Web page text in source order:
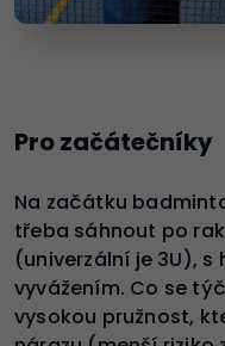
Pro začátečníky
Na začátku
třeba sáhnout po
(univerzální je 3U),
vyvážením. Co se
vysokou pružnost,